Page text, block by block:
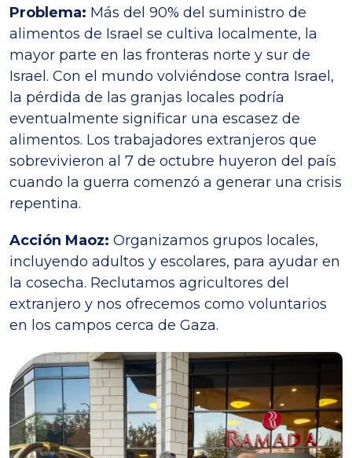
Problema: Más del 90% del suministro de
alimentos de Israel se cultiva localmente, la
mayor parte en las fronteras norte y sur de
Israel. Con el mundo volviéndose contra Israel,
la pérdida de las granjas locales podría
eventualmente significar una escasez de
alimentos. Los trabajadores extranjeros que
sobrevivieron al 7 de octubre huyeron del país
cuando la guerra comenzó a generar una crisis
repentina.
Acción Maoz: Organizamos grupos locales,
incluyendo adultos y escolares, para ayudar en
la cosecha. Reclutamos agricultores del
extranjero y nos ofrecemos como voluntarios
en los campos cerca de Gaza.